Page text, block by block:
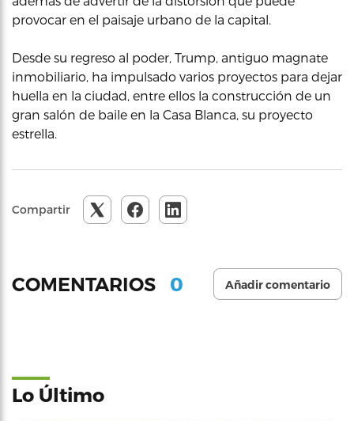
provocar en el paisaje urbano de la capital.
Desde su regreso al poder, Trump, antiguo magnate
inmobiliario, ha impulsado varios proyectos para dejar
huella en la ciudad, entre ellos la construcción de un
gran salón de baile en la Casa Blanca, su proyecto
estrella.
Compartir
COMENTARIOS 0 Añadir comentario
Lo Último